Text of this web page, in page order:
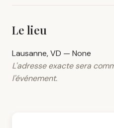
Le lieu
Lausanne, VD — None
L'adresse exacte sera
l'événement.